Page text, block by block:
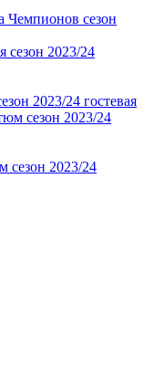
Чемпионов сезон
2023/24 гостевая
сезон 2023/24